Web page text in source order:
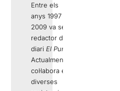
Entre els
anys 1997 i
2009 va ser
redactor del
diari El Punt
Actualment
col·labora en
diverses